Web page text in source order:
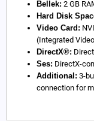
Bellek: 2 GB
Hard Disk
Video Card:
(Integrated
DirectX®:
Ses: DirectX-
Additional: 3-
connection for